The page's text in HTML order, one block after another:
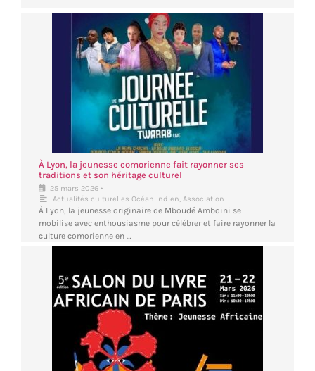
À Lyon, la jeunesse comorienne fait rayonner ses
traditions et son héritage culturel
25 mars 2026 •
Actualités culturelles Océan Indien, Association
À Lyon, la jeunesse originaire de Mboudé Amboini se
mobilise avec enthousiasme pour célébrer et faire rayonner la
culture comorienne en …